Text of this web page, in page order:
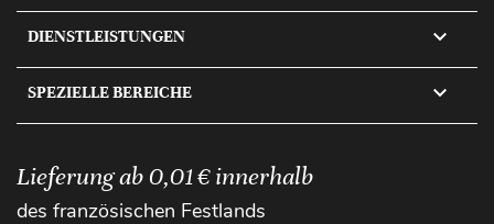
DIENSTLEISTUNGEN 
SPEZIELLE BEREICHE 
Lieferung ab 0,01 € innerhalb
des französischen Festlands